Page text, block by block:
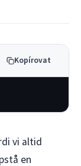
Kopírovat
vi altid
en